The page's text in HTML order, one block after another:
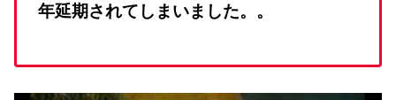
年延期されてしまいました。。